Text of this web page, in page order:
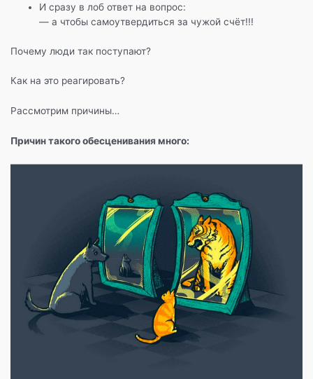
И сразу в лоб ответ на вопрос:
— а чтобы самоутвердиться за чужой счёт!!!
Почему люди так поступают?
Как на это реагировать?
Рассмотрим причины…
Причин такого обесценивания много: